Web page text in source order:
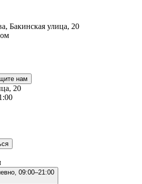
Бакинская улица, 20
нам
20
09:00–21:00